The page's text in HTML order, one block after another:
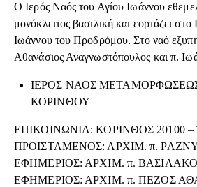
Ο Ιερός Ναός του Αγίου Ιωάννου
μονόκλειτος βασιλική και εορτάζει
Ιωάννου του Προδρόμου. Στο ναό
Αθανάσιος Αναγνωστόπουλος και π.
ΙΕΡΟΣ ΝΑΟΣ
ΚΟΡΙΝΘΟΥ
ΕΠΙΚΟΙΝΩΝΙΑ: ΚΟΡΙΝΘΟΣ 20100 –
ΠΡΟΙΣΤΑΜΕΝΟΣ: ΑΡΧΙΜ. π.
ΕΦΗΜΕΡΙΟΣ: ΑΡΧΙΜ. π.
ΕΦΗΜΕΡΙΟΣ: ΑΡΧΙΜ. π. ΠΕΖΟΣ